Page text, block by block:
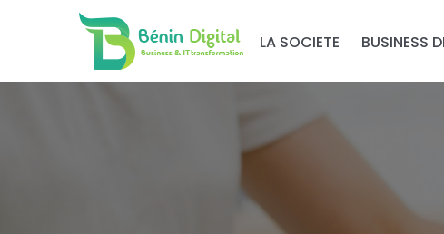
LA SOCIETE BUSINESS